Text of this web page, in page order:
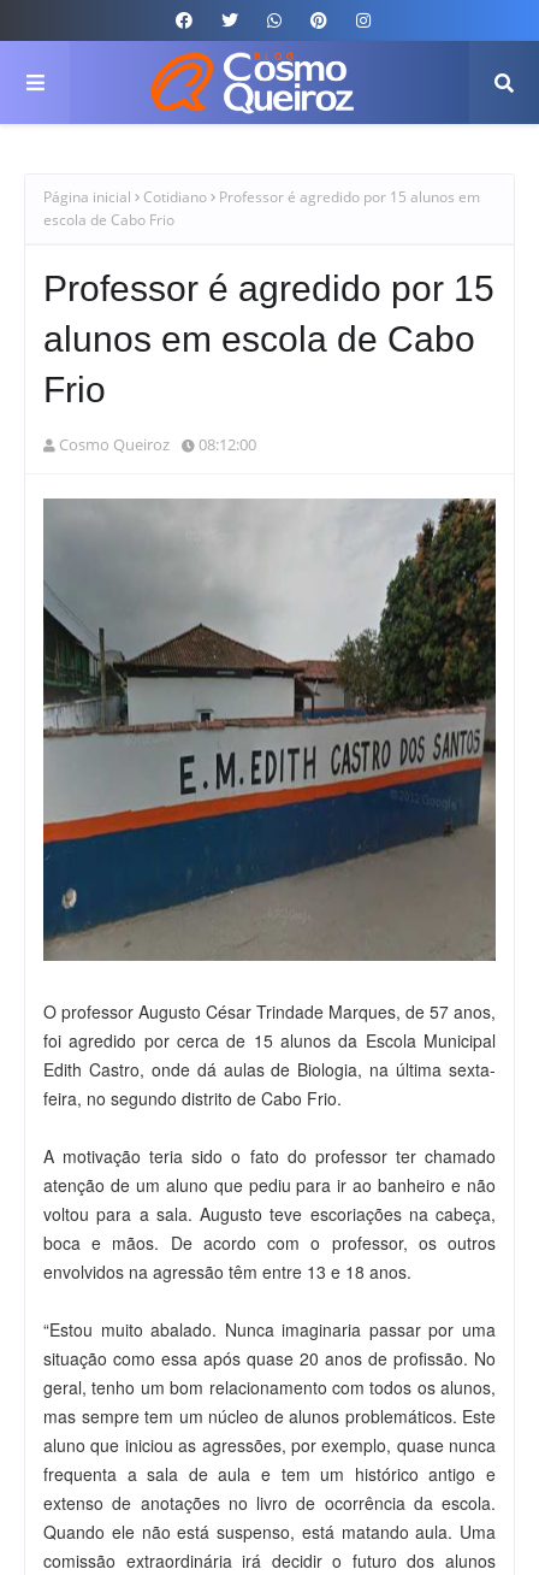
Página inicial Cotidiano
Professor é agredido por 15 alunos em
escola de Cabo Frio
Professor é agredido por 15
alunos em escola de Cabo
Frio
Cosmo Queiroz 08:12:00
O professor Augusto César Trindade Marques, de 57 anos,
foi agredido por cerca de 15 alunos da Escola Municipal
Edith Castro, onde dá aulas de Biologia, na última sexta-
feira, no segundo distrito de Cabo Frio.
A motivação teria sido o fato do professor ter chamado
atenção de um aluno que pediu para ir ao banheiro e não
voltou para a sala. Augusto teve escoriações na cabeça,
boca e mãos. De acordo com o professor, os outros
envolvidos na agressão têm entre 13 e 18 anos.
“Estou muito abalado. Nunca imaginaria passar por uma
situação como essa após quase 20 anos de profissão. No
geral, tenho um bom relacionamento com todos os alunos,
mas sempre tem um núcleo de alunos problemáticos. Este
aluno que iniciou as agressões, por exemplo, quase nunca
frequenta a sala de aula e tem um histórico antigo e
extenso de anotações no livro de ocorrência da escola.
Quando ele não está suspenso, está matando aula. Uma
comissão extraordinária irá decidir o futuro dos alunos